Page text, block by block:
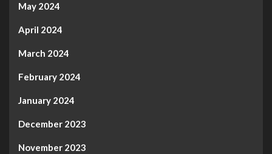
May 2024
April 2024
March 2024
February 2024
January 2024
December 2023
November 2023